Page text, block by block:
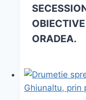
ORADEA.